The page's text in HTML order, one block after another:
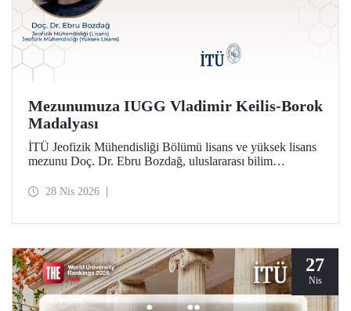
Mezunumuza IUGG Vladimir Keilis-Borok
Madalyası
İTÜ Jeofizik Mühendisliği Bölümü lisans ve yüksek lisans
mezunu Doç. Dr. Ebru Bozdağ, uluslararası bilim
Vladimir Keilis-Borok Madalyası’na (2026) layık görüldü.
28 Nis 2026
27
Nis